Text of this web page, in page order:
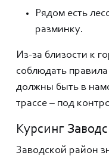
Рядом есть
разминку.
Из-за близости к
соблюдать
должны быть в
трассе – под
Курсинг
Заводской район